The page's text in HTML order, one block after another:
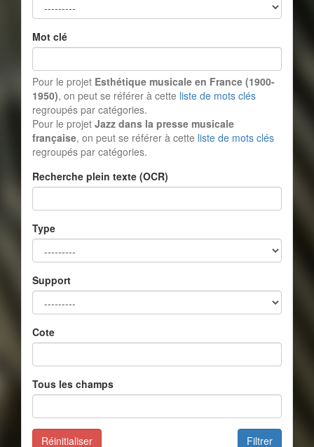
Mot clé
Pour le projet Esthétique musicale en France (1900-
1950), on peut se référer à cette liste de mots clés
regroupés par catégories.
Pour le projet Jazz dans la presse musicale
française, on peut se référer à cette liste de mots clés
regroupés par catégories.
Recherche plein texte (OCR)
Type
Support
Cote
Tous les champs
Filtrer
Réinitialiser